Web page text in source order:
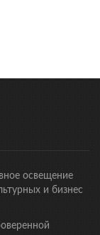
освещение
и бизнес